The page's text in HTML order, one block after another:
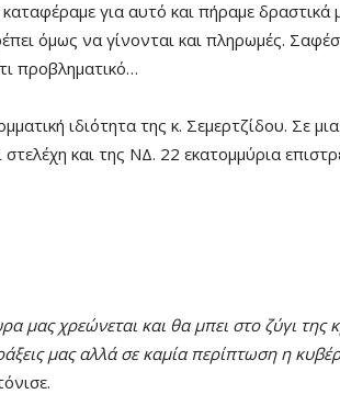
για αυτό και πήραμε
όμως να γίνονται και πληρωμές.
προβληματικό…
ιδιότητα της κ. Σεμερτζίδου. Σε
στελέχη και της ΝΔ. 22 εκατομμύρια
μας χρεώνεται και θα μπει στο ζύγι
μας αλλά σε καμία περίπτωση η